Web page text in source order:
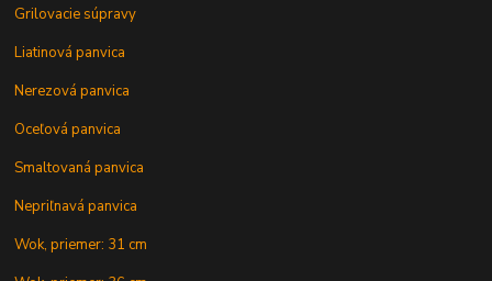
Grilovacie súpravy
Liatinová panvica
Nerezová panvica
Oceľová panvica
Smaltovaná panvica
Nepriľnavá panvica
Wok, priemer: 31 cm